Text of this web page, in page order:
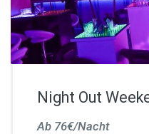
Night Out
Ab 76€/Nacht